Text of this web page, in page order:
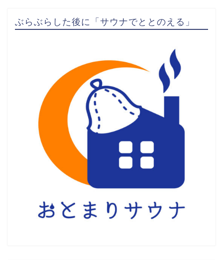
ぶらぶらした後に「サウナでととのえる」